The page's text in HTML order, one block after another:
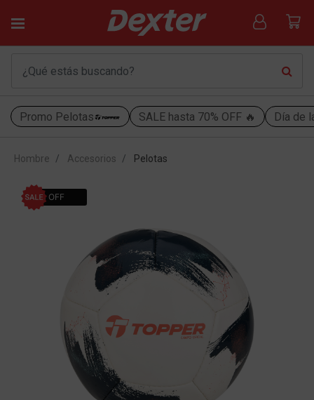
Promo Pelotas SALE hasta 70% OFF 🔥 Día de
Hombre Accesorios Pelotas
30% OFF